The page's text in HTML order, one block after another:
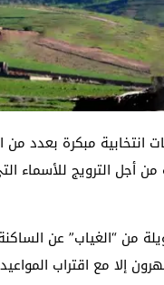
انتخابية مبكرة بعدد من
أجل الترويج للأسماء
من “الغياب” عن
إلا مع اقتراب المواعيد